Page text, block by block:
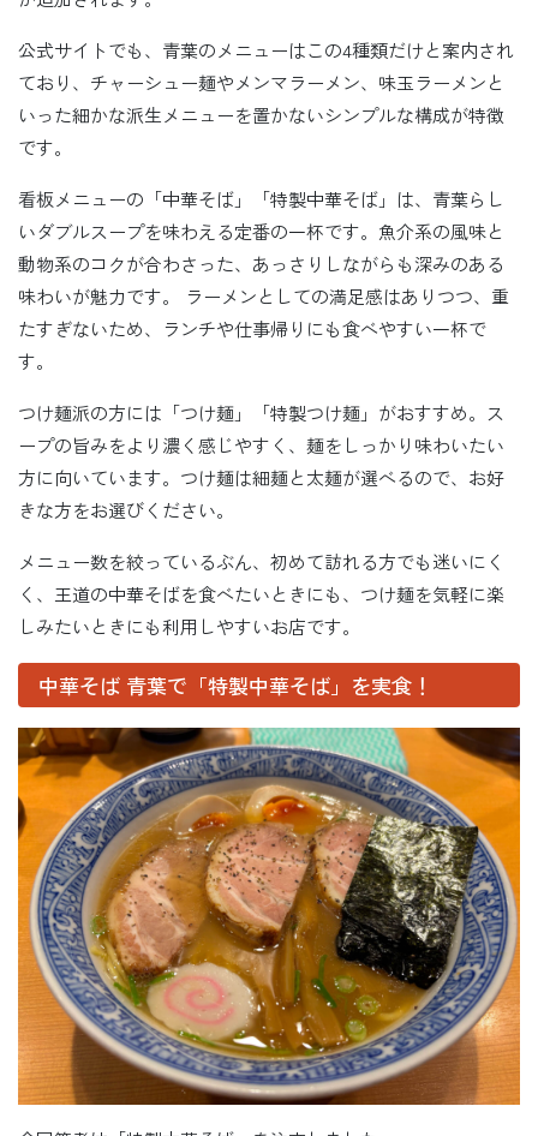
公式サイトでも、青葉のメニューはこの4種類だけと案内され
ており、チャーシュー麺やメンマラーメン、味玉ラーメンと
いった細かな派生メニューを置かないシンプルな構成が特徴
です。
看板メニューの「中華そば」「特製中華そば」は、青葉らし
いダブルスープを味わえる定番の一杯です。魚介系の風味と
動物系のコクが合わさった、あっさりしながらも深みのある
味わいが魅力です。 ラーメンとしての満足感はありつつ、重
たすぎないため、ランチや仕事帰りにも食べやすい一杯で
す。
つけ麺派の方には「つけ麺」「特製つけ麺」がおすすめ。ス
ープの旨みをより濃く感じやすく、麺をしっかり味わいたい
方に向いています。つけ麺は細麺と太麺が選べるので、お好
きな方をお選びください。
メニュー数を絞っているぶん、初めて訪れる方でも迷いにく
く、王道の中華そばを食べたいときにも、つけ麺を気軽に楽
しみたいときにも利用しやすいお店です。
中華そば 青葉で「特製中華そば」を実食！